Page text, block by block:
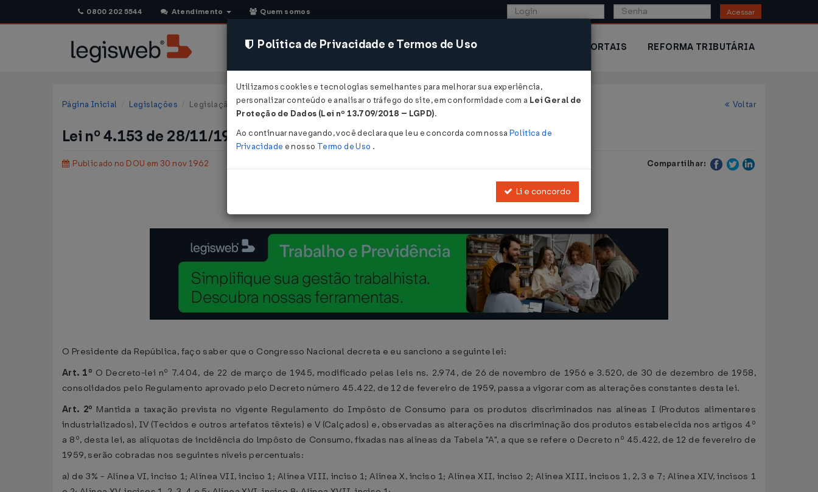
0800 202 5544 Atendimento Quem somos Acessar
CONSULTORIA SISTEMAS COMÉRCIO EXTERIOR PORTAIS REFORMA TRIBUTÁRIA
Página Inicial Legislações Legislação Federal Voltar
Lei nº 4.153 de 28/11/1962
Publicado no DOU em 30 nov 1962 Compartilhar:
Altera a legislação do Impôsto de Consumo e dá outras providências
O Presidente da República, faço saber que o Congresso Nacional decreta e eu sanciono a seguinte lei:
Art. 1º O Decreto-lei nº 7.404, de 22 de março de 1945, modificado pelas leis ns. 2.974, de 26 de novembro de 1956 e 3.520, de 30 de dezembro de 1958,
consolidados pelo Regulamento aprovado pelo Decreto número 45.422, de 12 de fevereiro de 1959, passa a vigorar com as alterações constantes desta lei.
Art. 2º Mantida a taxação prevista no vigente Regulamento do Impôsto de Consumo para os produtos discriminados nas alíneas I (Produtos alimentares
industrializados), IV (Tecidos e outros artefatos têxteis) e V (Calçados) e, observadas as alterações na discriminação dos produtos estabelecida nos artigos 4º
a 8º, desta lei, as alíquotas de incidência do lmpôsto de Consumo, fixadas nas alíneas da Tabela "A", a que se refere o Decreto nº 45.422, de 12 de fevereiro de
1959, serão cobradas nos seguintes níveis percentuais:
a) de 3% - Alínea VI, inciso 1; Alínea VII, inciso 1; Alínea VIII, inciso 1; Alínea X, inciso 1; Alínea XII, inciso 2; Alínea XIII, incisos 1, 2, 3 e 7; Alínea XIV, incisos 1
Política de Privacidade e Termos de Uso
Utilizamos cookies e tecnologias semelhantes para melhorar sua experiência,
personalizar conteúdo e analisar o tráfego do site, em conformidade com a Lei Geral de
Proteção de Dados (Lei nº 13.709/2018 – LGPD).
Ao continuar navegando, você declara que leu e concorda com nossa Política de
Privacidade e nosso Termo de Uso .
Li e concordo